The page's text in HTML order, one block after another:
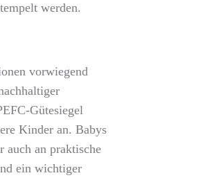
werden.
vorwiegend
Gütesiegel
Kinder an. Babys
an praktische
ein wichtiger